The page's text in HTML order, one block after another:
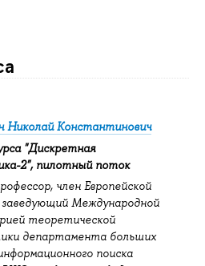
Николай Константинович
"Дискретная
2", пилотный поток
член Европейской
заведующий Международной
теоретической
департамента больших
поиска